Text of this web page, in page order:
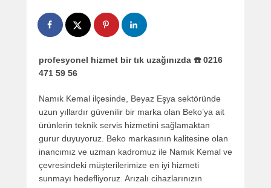
profesyonel hizmet bir tık uzağınızda ☎️ 0216
471 59 56
Namık Kemal ilçesinde, Beyaz Eşya sektöründe
uzun yıllardır güvenilir bir marka olan Beko’ya ait
ürünlerin teknik servis hizmetini sağlamaktan
gurur duyuyoruz. Beko markasının kalitesine olan
inancımız ve uzman kadromuz ile Namık Kemal ve
çevresindeki müşterilerimize en iyi hizmeti
sunmayı hedefliyoruz. Arızalı cihazlarınızın